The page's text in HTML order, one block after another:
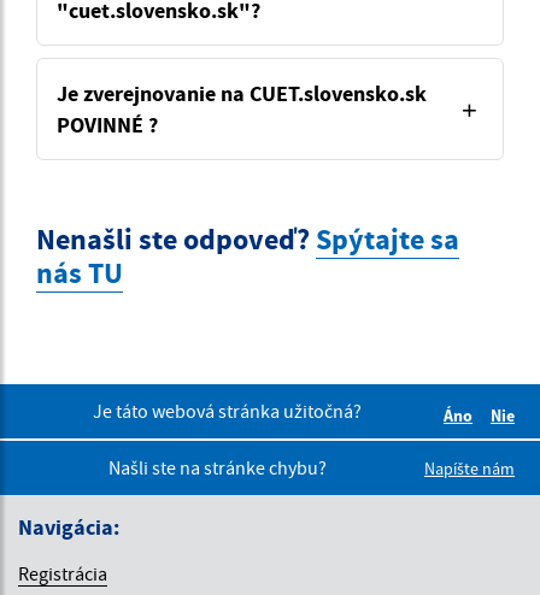
"cuet.slovensko.sk"?
Je zverejnovanie na CUET.slovensko.sk
POVINNÉ ?
Nenašli ste odpoveď? Spýtajte sa
nás TU
Je táto webová stránka užitočná?
Áno
Boli pre
Nie
Boli
Našli ste na stránke chybu? Napíšte nám
Navigácia:
Registrácia